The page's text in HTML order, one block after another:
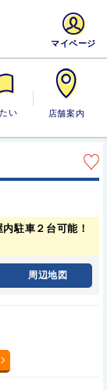
い 店舗案内
マイページ
駐車２台可能！
周辺地図